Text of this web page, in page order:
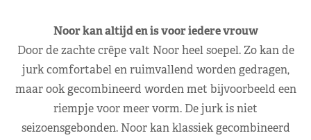
Noor kan altijd en is voor iedere vrouw
Door de zachte crêpe valt Noor heel soepel. Zo kan de
jurk comfortabel en ruimvallend worden gedragen,
maar ook gecombineerd worden met bijvoorbeeld een
riempje voor meer vorm. De jurk is niet
seizoensgebonden. Noor kan klassiek gecombineerd